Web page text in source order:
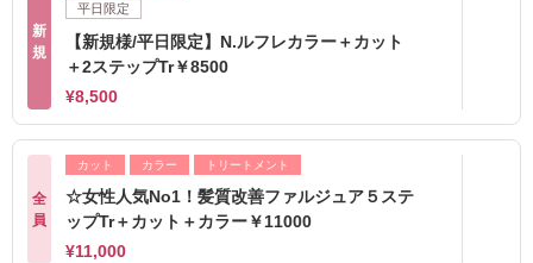
新
規
平日限定
【新規様/平日限定】N.ルフレカラー＋カット
＋2ステップTr￥8500
¥8,500
全
員
カット カラー トリートメント
☆女性人気No1！髪質改善ファルジュア５ステ
ップTr＋カット＋カラー￥11000
¥11,000